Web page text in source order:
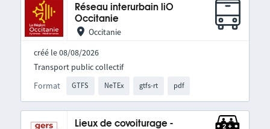
Réseau interurbain liO
Occitanie
Occitanie
créé le 08/08/2026
Format GTFS NeTEx gtfs-rt pdf
Transport public collectif
Lieux de covoiturage -